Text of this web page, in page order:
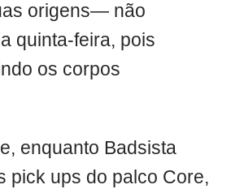
origens— não
quinta-feira, pois
os corpos
enquanto Badsista
pick ups do palco Core,